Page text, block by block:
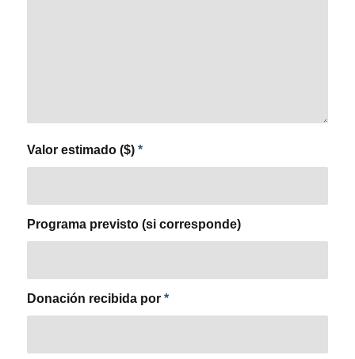
Valor estimado ($) *
Programa previsto (si corresponde)
Donación recibida por *